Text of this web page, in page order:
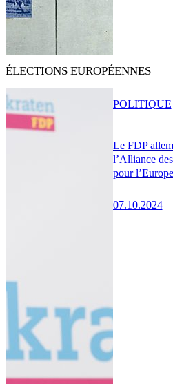
ÉLECTIONS EUROPÉENNES
Le FDP
l’Alliance
pour l’Europe
07.10.2024
POLITIQUE